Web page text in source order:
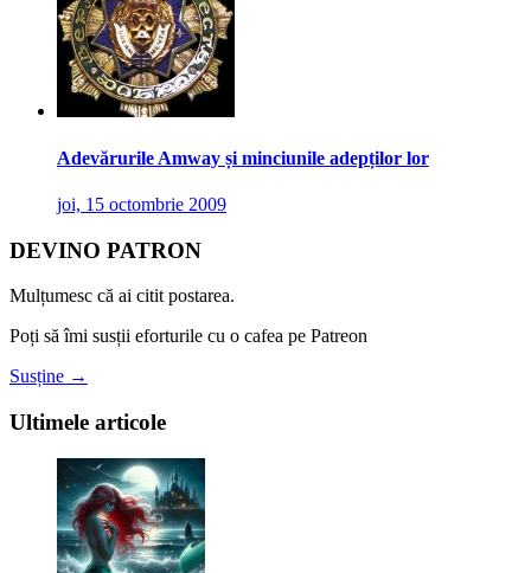
Adevărurile Amway și minciunile adepților lor
joi, 15 octombrie 2009
DEVINO PATRON
Mulțumesc că ai citit postarea.
Poți să îmi susții eforturile cu o cafea pe Patreon
Susține →
Ultimele articole